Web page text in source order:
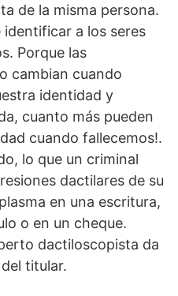
de la misma persona.
a los seres
Porque las
cambian cuando
identidad y
cuanto más pueden
cuando fallecemos!.
lo que un criminal
dactilares de su
en una escritura,
o en un cheque.
dactiloscopista da
titular.